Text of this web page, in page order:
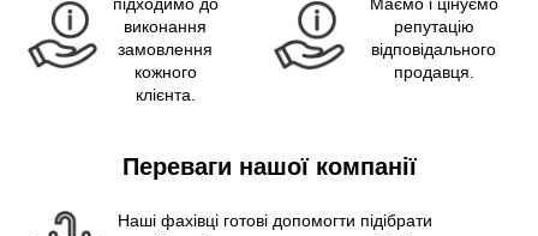
виконання
замовлення
кожного
клієнта.
репутацію
відповідального
продавця.
Переваги нашої компанії
Наші фахівці готові допомогти підібрати